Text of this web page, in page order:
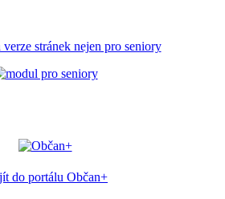
verze stránek nejen pro seniory
do portálu Občan+